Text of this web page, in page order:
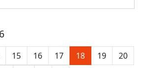
15 16 17 18 19
20